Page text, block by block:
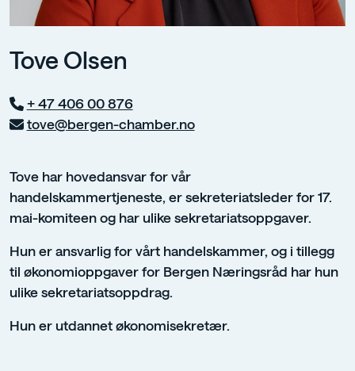
Tove Olsen
+ 47 406 00 876
tove@bergen-chamber.no
Tove har hovedansvar for vår
handelskammertjeneste, er sekreteriatsleder for 17.
mai-komiteen og har ulike sekretariatsoppgaver.
Hun er ansvarlig for vårt handelskammer, og i tillegg
til økonomioppgaver for Bergen Næringsråd har hun
ulike sekretariatsoppdrag.
Hun er utdannet økonomisekretær.